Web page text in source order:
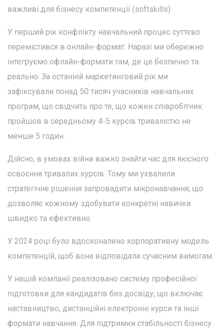
важливі для бізнесу компетенції (softskills).
У перший рік конфлікту навчальний процес суттєво
перемістився в онлайн-формат. Наразі ми обережно
інтегруємо офлайн-формати там, де це безпечно та
реально. За останній маркетинговий рік ми
зафіксували понад 50 тисяч учасників навчальних
програм, що свідчить про те, що кожен співробітник
пройшов в середньому 4-5 курсів тривалістю не
менше 5 годин.
Дійсно, в умовах війни важко знайти час для якісного
освоєння тривалих курсів. Тому ми ухвалили
стратегічне рішення запровадити мікронавчання, що
дозволяє кожному здобувати конкретні навички
швидко та ефективно.
У 2024 році було вдосконалено корпоративну модель
компетенцій, щоб вона відповідала сучасним вимогам.
У нашій компанії реалізовано систему професійної
підготовки для кандидатів без досвіду, що включає
наставництво, дистанційні електронні курси та інші
формати навчання. Для підтримки стабільності бізнесу